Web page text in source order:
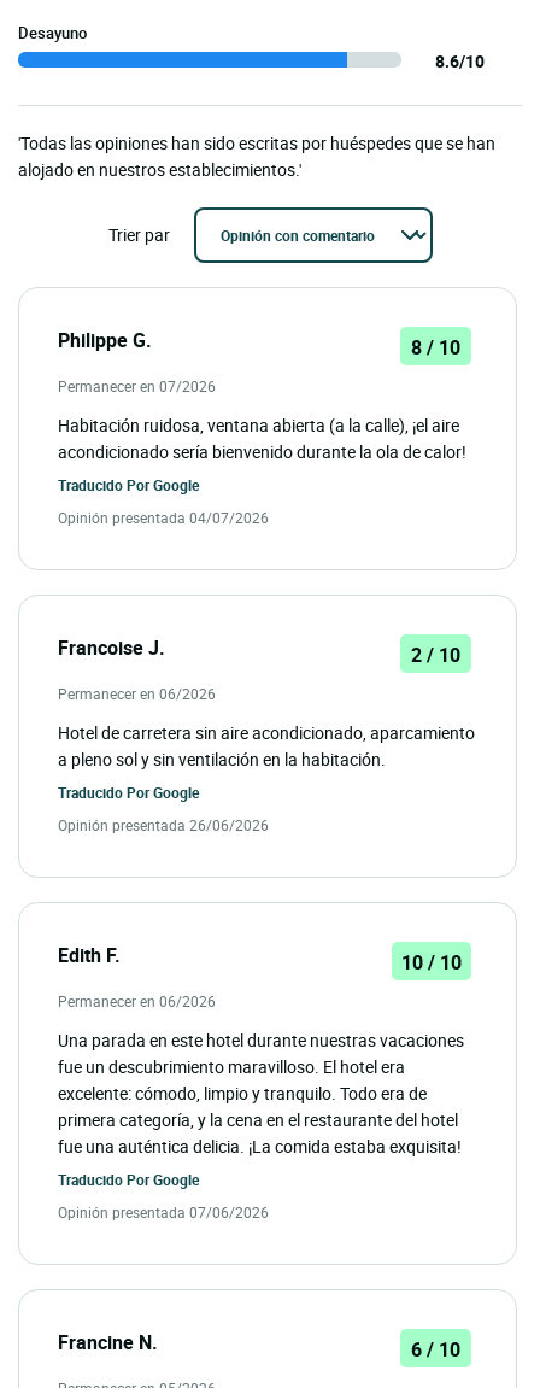
Desayuno
8.6/10
'Todas las opiniones han sido escritas por huéspedes que se han
alojado en nuestros establecimientos.'
Trier par
Philippe G. 8 / 10
Permanecer en 07/2026
Habitación ruidosa, ventana abierta (a la calle), ¡el aire
acondicionado sería bienvenido durante la ola de calor!
Traducido PorGoogle
Opinión presentada 04/07/2026
Francoise J. 2 / 10
Permanecer en 06/2026
Hotel de carretera sin aire acondicionado, aparcamiento
a pleno sol y sin ventilación en la habitación.
Traducido PorGoogle
Opinión presentada 26/06/2026
Edith F. 10 / 10
Permanecer en 06/2026
Una parada en este hotel durante nuestras vacaciones
fue un descubrimiento maravilloso. El hotel era
excelente: cómodo, limpio y tranquilo. Todo era de
primera categoría, y la cena en el restaurante del hotel
fue una auténtica delicia. ¡La comida estaba exquisita!
Traducido PorGoogle
Opinión presentada 07/06/2026
Francine N. 6 / 10